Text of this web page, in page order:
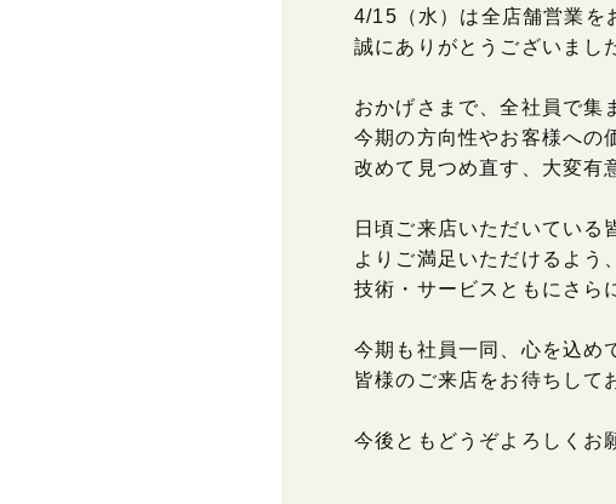
4/15（水）は全店舗営業を
誠にありがとうございまし
おかげさまで、全社員で集
今期の方向性やお客様への
改めて見つめ直す、大変有
日頃ご来店いただいている
よりご満足いただけるよう、
技術・サービスともにさら
今期も社員一同、心を込め
皆様のご来店をお待ちして
今後ともどうぞよろしくお